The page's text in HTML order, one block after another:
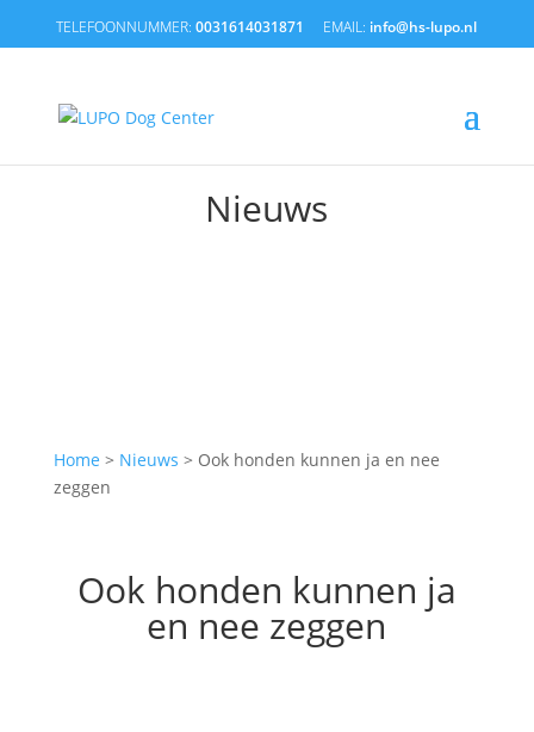
0031614031871 info@hs-lupo.nl
Nieuws
Home > Nieuws > Ook honden kunnen ja en nee
zeggen
Ook honden kunnen ja
en nee zeggen